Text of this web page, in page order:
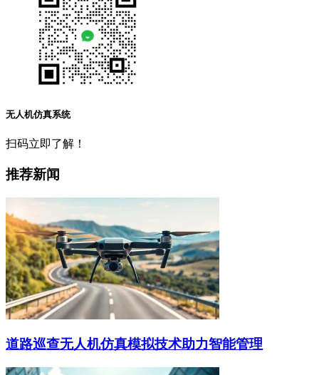
无人机仿真系统
扫码立即了解！
推荐新闻
道路巡查无人机仿真模拟技术助力智能管理